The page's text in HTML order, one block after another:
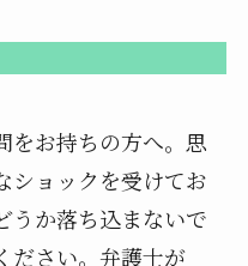
をお持ちの方へ。思
ショックを受けてお
うか落ち込まないで
ださい。弁護士が